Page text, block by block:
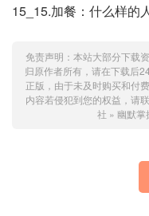
15_15.加餐：什么样的
免责声明：本站大部分下载
归原作者所有，请在下载后
正版，由于未及时购买和付
内容若侵犯到您的权益，请
社 » 幽默掌